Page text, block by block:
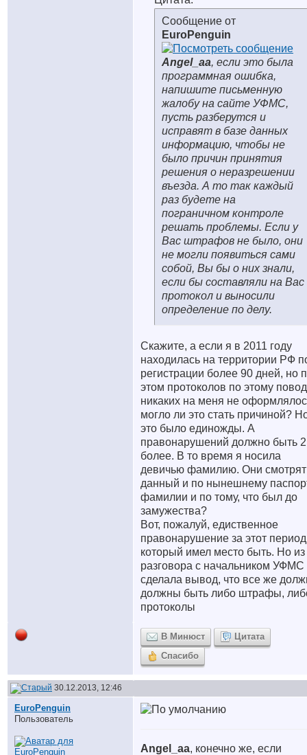
Сообщение от
EuroPenguin
Angel_aa, если это была
программная ошибка,
напишите письменную
жалобу на сайте УФМС,
пусть разберутся и
исправят в базе данных
информацию, чтобы не
было причин принятия
решения о неразрешении
въезда. А то так каждый
раз будете на
пограничном контроле
решать проблемы. Если у
Вас штрафов не было, они
не могли появиться сами
собой, Вы бы о них знали,
если бы составляли на Вас
протокол и выносили
определение по делу.
Скажите, а если я в 2011 году
находилась на территории РФ
регистрации более 90 дней, но
этом протоколов по этому
никаких на меня не
могло ли это стать причиной?
это было единожды. А
правонарушений должно быть
более. В то время я носила
девичью фамилию. Они смотрят
данный и по нынешнему
фамилии и по тому, что был до
замужества?
Вот, пожалуй, едиственное
правонарушение за этот
который имел место быть. Но из
разговора с начальником УФМС
сделала вывод, что все же
должны быть либо штрафы,
протоколы
В Минюст
Цитата
Спасибо
30.12.2013, 12:46
EuroPenguin
Пользователь
Angel_aa, конечно же, если